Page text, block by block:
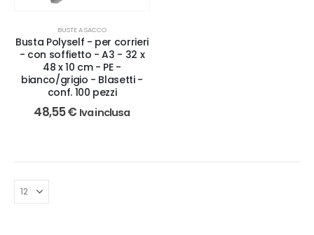
BUSTE A SACCO
Busta Polyself - per corrieri
- con soffietto - A3 - 32 x
48 x 10 cm - PE -
bianco/grigio - Blasetti -
conf. 100 pezzi
48,55€ Iva inclusa